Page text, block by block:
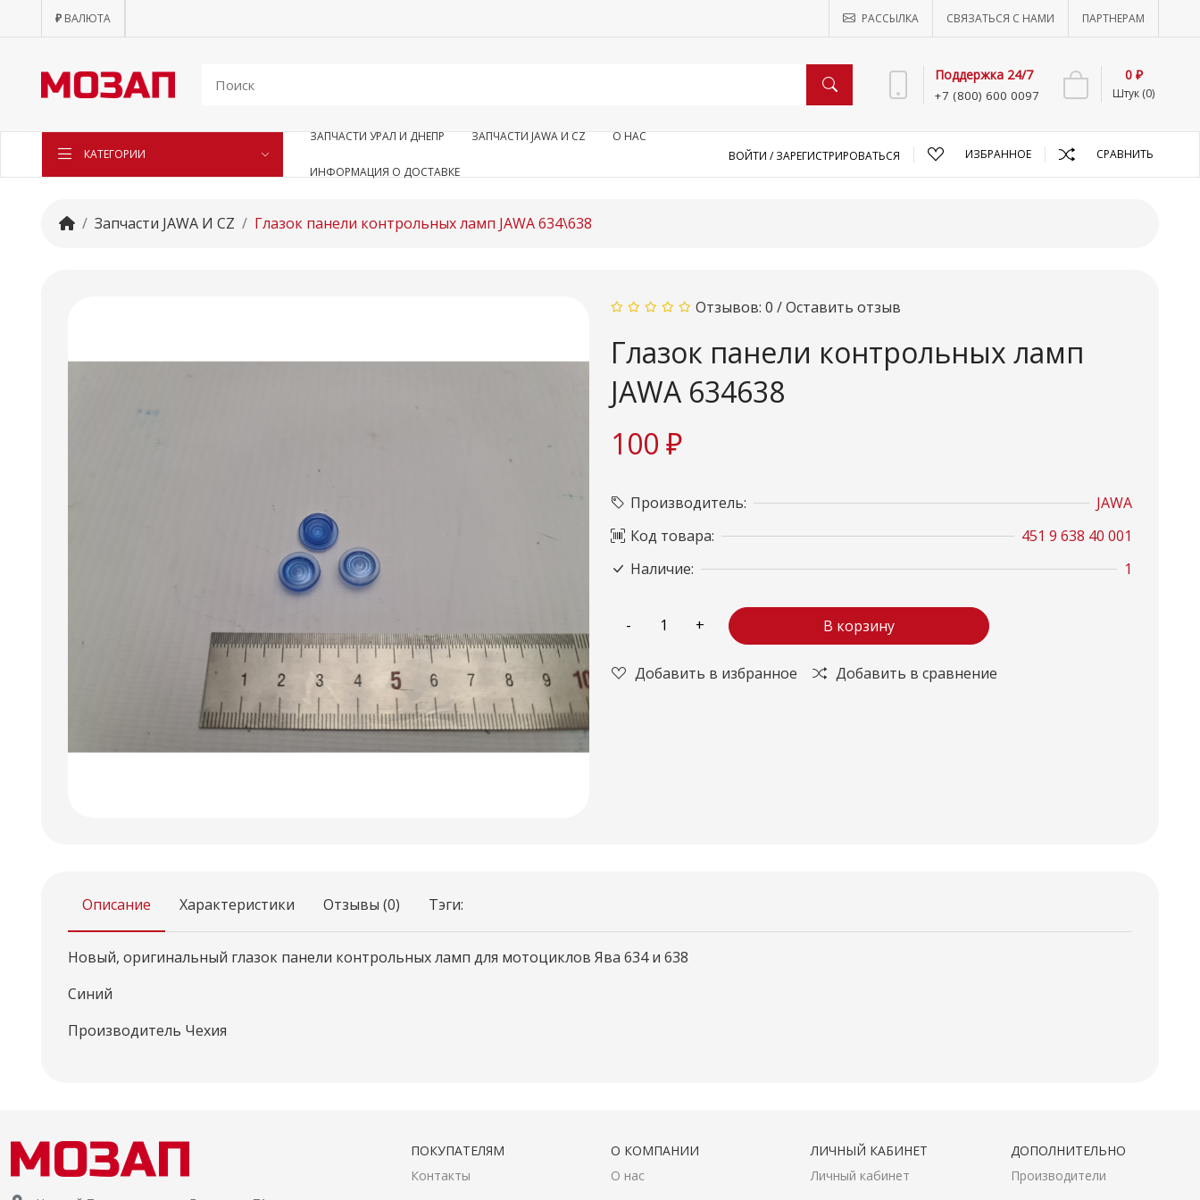
₽ ВАЛЮТА РАССЫЛКА СВЯЗАТЬСЯ С НАМИ ПАРТНЕРАМ
Поддержка 24/7
+7 (800) 600 0097 Штук (0)
0 ₽
КАТЕГОРИИ
ЗАПЧАСТИ УРАЛ И ДНЕПР ЗАПЧАСТИ JAWA И CZ О НАС
ИНФОРМАЦИЯ О ДОСТАВКЕ
ВОЙТИ /ЗАРЕГИСТРИРОВАТЬСЯ ИЗБРАННОЕ СРАВНИТЬ
Запчасти JAWA И CZ Глазок панели контрольных ламп JAWA 634\638
Отзывов: 0 /Оставить отзыв
Глазок панели контрольных ламп
JAWA 634638
100 ₽
Производитель:
JAWA
Код товара:
451 9 638 40 001
Наличие:
1
В корзину
Добавить в избранное Добавить в сравнение
Описание Характеристики Отзывы (0) Тэги:
Новый, оригинальный глазок панели контрольных ламп для мотоциклов Ява 634 и 638
Синий
Производитель Чехия
ПОКУПАТЕЛЯМ
Контакты
О КОМПАНИИ
О нас
ЛИЧНЫЙ КАБИНЕТ
Личный кабинет
ДОПОЛНИТЕЛЬНО
Производители